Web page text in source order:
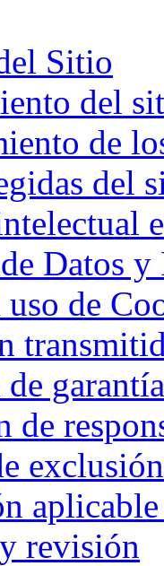
Sitio
del
de
del
Datos
de
de
revisión